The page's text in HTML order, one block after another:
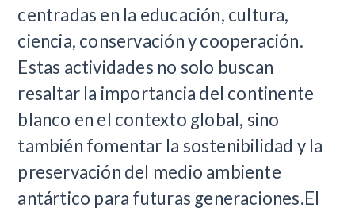
centradas en la educación, cultura,
ciencia, conservación y cooperación.
Estas actividades no solo buscan
resaltar la importancia del continente
blanco en el contexto global, sino
también fomentar la sostenibilidad y la
preservación del medio ambiente
antártico para futuras generaciones.El